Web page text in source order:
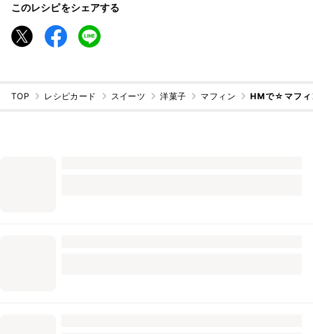
このレシピをシェアする
TOP レシピカード スイーツ 洋菓子 マフィン HMで☆マフィ